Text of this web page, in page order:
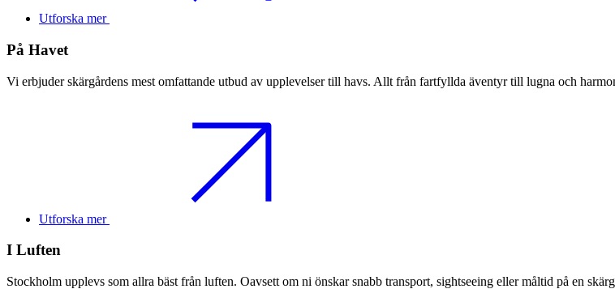
Utforska mer
På Havet
Vi erbjuder skärgårdens mest omfattande utbud av upplevelser till havs. Allt från fartfyllda äventyr till lugna och
Utforska mer
I Luften
Stockholm upplevs som allra bäst från luften. Oavsett om ni önskar snabb transport, sightseeing eller måltid på en